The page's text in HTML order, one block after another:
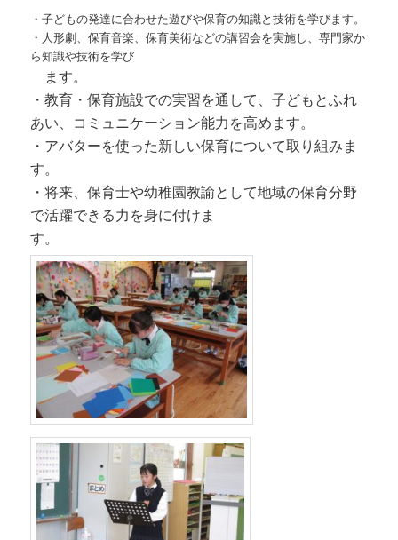
・子どもの発達に合わせた遊びや保育の知識と技術を学びます。
・人形劇、保育音楽、保育美術などの講習会を実施し、専門家か
ら知識や技術を学び
ます。
・教育・保育施設での実習を通して、子どもとふれ
あい、コミュニケーション能力を高めます。
・アバターを使った新しい保育について取り組みま
す。
・将来、保育士や幼稚園教諭として地域の保育分野
で活躍できる力を身に付けま
す。